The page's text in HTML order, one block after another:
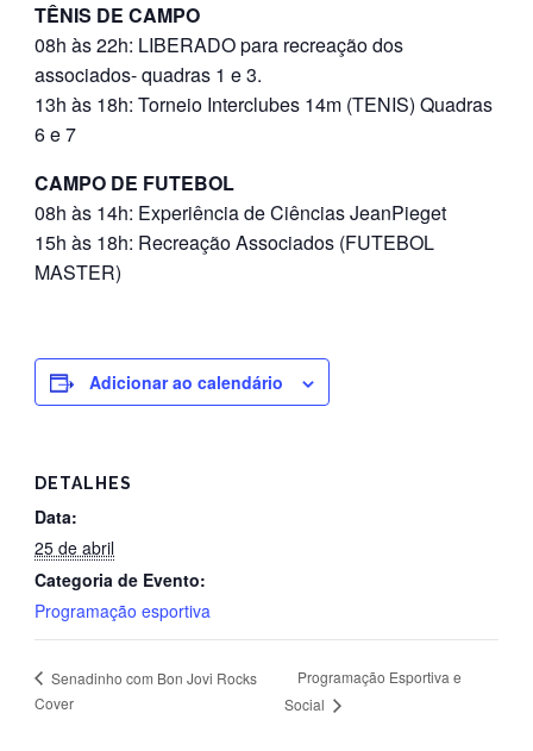
TÊNIS DE CAMPO
08h às 22h: LIBERADO para recreação dos
associados- quadras 1 e 3.
13h às 18h: Torneio Interclubes 14m (TENIS) Quadras
6 e 7
CAMPO DE FUTEBOL
08h às 14h: Experiência de Ciências JeanPieget
15h às 18h: Recreação Associados (FUTEBOL
MASTER)
Adicionar ao calendário
DETALHES
Data:
25 de abril
Categoria de Evento:
Programação esportiva
Senadinho com Bon Jovi Rocks
Cover
Programação Esportiva e
Social